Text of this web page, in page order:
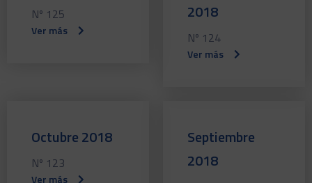
Nº 125
Ver más
2018
Nº 124
Ver más
Octubre 2018
Nº 123
Ver más
Septiembre
2018